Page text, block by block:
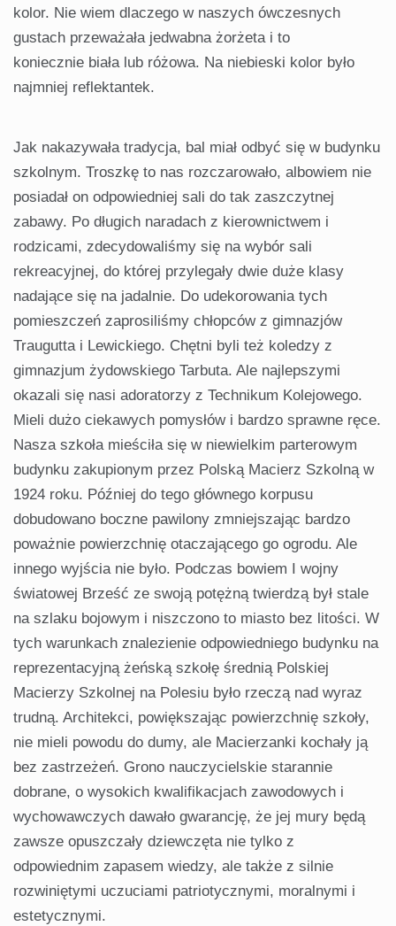
kolor. Nie wiem dlaczego w naszych ówczesnych
gustach przeważała jedwabna żorżeta i to
koniecznie biała lub różowa. Na niebieski kolor było
najmniej reflektantek.
Jak nakazywała tradycja, bal miał odbyć się w budynku
szkolnym. Troszkę to nas rozczarowało, albowiem nie
posiadał on odpowiedniej sali do tak zaszczytnej
zabawy. Po długich naradach z kierownictwem i
rodzicami, zdecydowaliśmy się na wybór sali
rekreacyjnej, do której przylegały dwie duże klasy
nadające się na jadalnie. Do udekorowania tych
pomieszczeń zaprosiliśmy chłopców z gimnazjów
Traugutta i Lewickiego. Chętni byli też koledzy z
gimnazjum żydowskiego Tarbuta. Ale najlepszymi
okazali się nasi adoratorzy z Technikum Kolejowego.
Mieli dużo ciekawych pomysłów i bardzo sprawne ręce.
Nasza szkoła mieściła się w niewielkim parterowym
budynku zakupionym przez Polską Macierz Szkolną w
1924 roku. Później do tego głównego korpusu
dobudowano boczne pawilony zmniejszając bardzo
poważnie powierzchnię otaczającego go ogrodu. Ale
innego wyjścia nie było. Podczas bowiem I wojny
światowej Brześć ze swoją potężną twierdzą był stale
na szlaku bojowym i niszczono to miasto bez litości. W
tych warunkach znalezienie odpowiedniego budynku na
reprezentacyjną żeńską szkołę średnią Polskiej
Macierzy Szkolnej na Polesiu było rzeczą nad wyraz
trudną. Architekci, powiększając powierzchnię szkoły,
nie mieli powodu do dumy, ale Macierzanki kochały ją
bez zastrzeżeń. Grono nauczycielskie starannie
dobrane, o wysokich kwalifikacjach zawodowych i
wychowawczych dawało gwarancję, że jej mury będą
zawsze opuszczały dziewczęta nie tylko z
odpowiednim zapasem wiedzy, ale także z silnie
rozwiniętymi uczuciami patriotycznymi, moralnymi i
estetycznymi.